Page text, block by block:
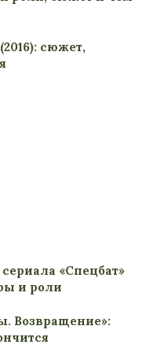
сюжет,
«Спецбат»
и роли
Возвращение»: